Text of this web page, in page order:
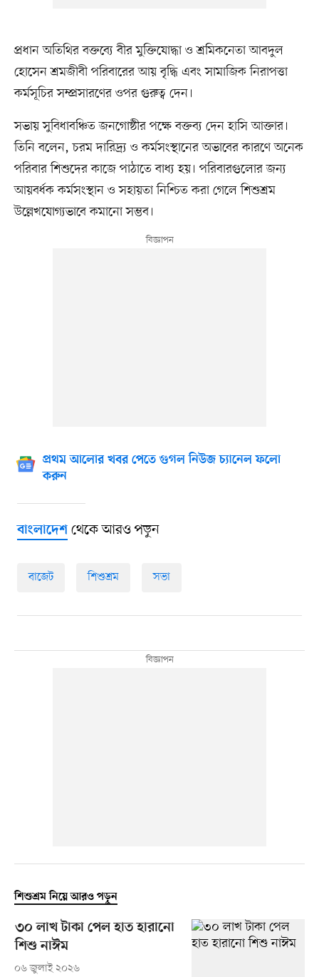
প্রধান অতিথির বক্তব্যে বীর মুক্তিযোদ্ধা ও শ্রমিকনেতা আবদুল
হোসেন শ্রমজীবী পরিবারের আয় বৃদ্ধি এবং সামাজিক নিরাপত্তা
কর্মসূচির সম্প্রসারণের ওপর গুরুত্ব দেন।
সভায় সুবিধাবঞ্চিত জনগোষ্ঠীর পক্ষে বক্তব্য দেন হাসি আক্তার।
তিনি বলেন, চরম দারিদ্র্য ও কর্মসংস্থানের অভাবের কারণে অনেক
পরিবার শিশুদের কাজে পাঠাতে বাধ্য হয়। পরিবারগুলোর জন্য
আয়বর্ধক কর্মসংস্থান ও সহায়তা নিশ্চিত করা গেলে শিশুশ্রম
উল্লেখযোগ্যভাবে কমানো সম্ভব।
প্রথম আলোর খবর পেতে গুগল নিউজ চ্যানেল ফলো
করুন
বাংলাদেশথেকে আরও পড়ুন
বাজেট শিশুশ্রম সভা
শিশুশ্রম নিয়ে আরও পড়ুন
৩০ লাখ টাকা পেল হাত হারানো
শিশু নাঈম
০৬ জুলাই ২০২৬